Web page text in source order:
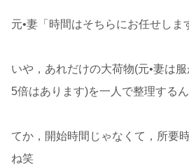
元•妻「時間はそちらにお任せしま
いや，あれだけの大荷物(元•妻は
5倍はあります)を一人で整理する
てか，開始時間じゃなくて，所要
ね笑